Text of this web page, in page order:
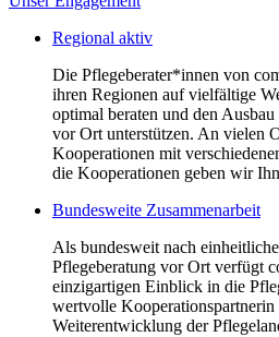
Regional aktiv
Die Pflegeberater*innen von
ihren Regionen auf vielfältige
optimal beraten und den
vor Ort unterstützen. An vielen
Kooperationen mit
die Kooperationen geben wir
Bundesweite Zusammenarbeit
Als bundesweit nach
Pflegeberatung vor Ort verfügt
einzigartigen Einblick in die
wertvolle
Weiterentwicklung der